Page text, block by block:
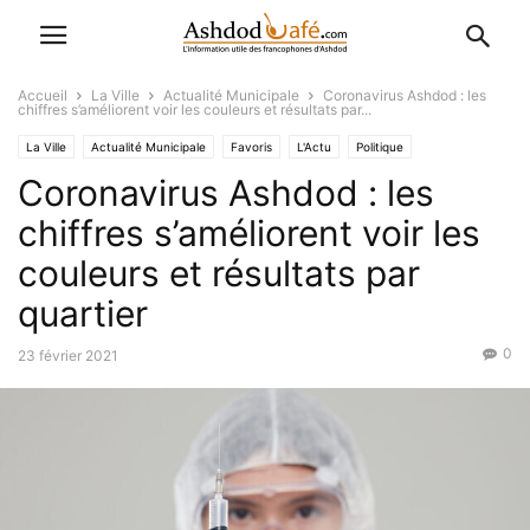
Accueil La Ville Actualité Municipale
Coronavirus Ashdod : les
chiffres s’améliorent voir les couleurs et résultats par...
La Ville Actualité Municipale Favoris L'Actu Politique
Coronavirus Ashdod : les
chiffres s’améliorent voir les
couleurs et résultats par
quartier
23 février 2021 0